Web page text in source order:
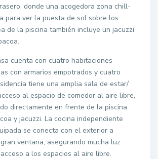
donde una acogedora zona chill-
para ver la puesta de sol sobre los
de la piscina también incluye un jacuzzi
cuenta con cuatro habitaciones
con armarios empotrados y cuatro
tiene una amplia sala de estar/
al espacio de comedor al aire libre,
directamente en frente de la piscina
y jacuzzi. La cocina independiente
se conecta con el exterior a
ventana, asegurando mucha luz
a los espacios al aire libre.